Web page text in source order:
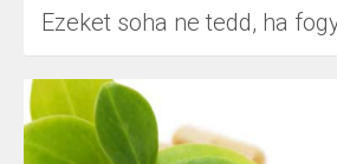
Ezeket soha ne tedd, ha